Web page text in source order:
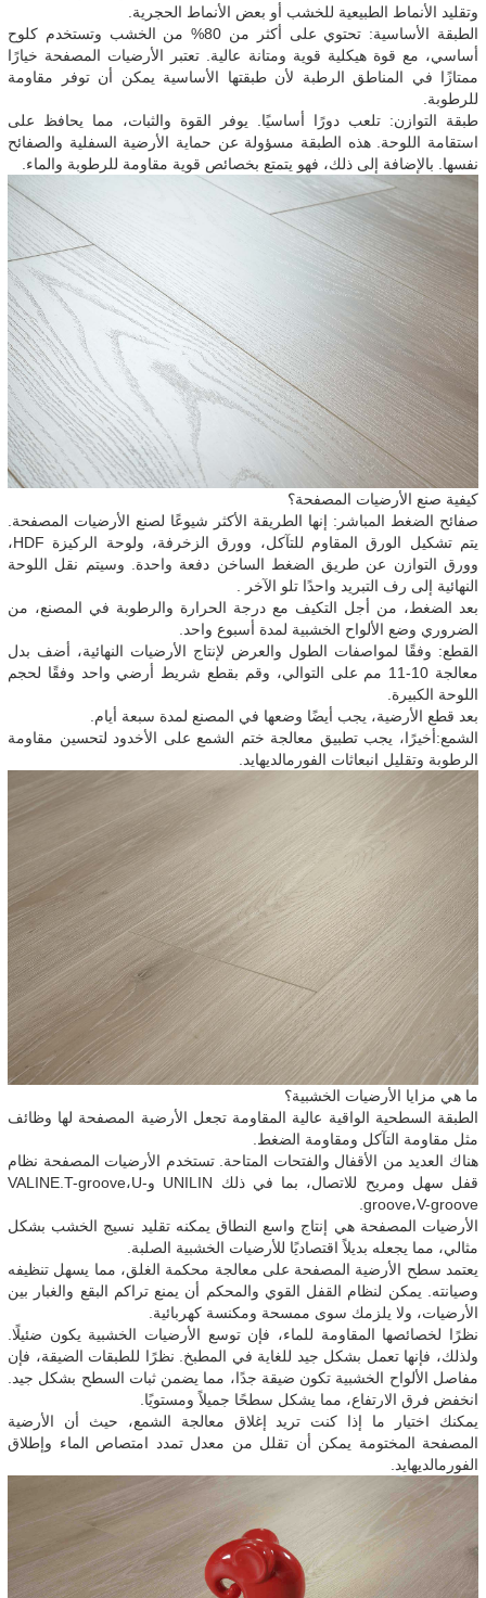
وتقليد الأنماط الطبيعية للخشب أو بعض الأنماط الحجرية.
الطبقة الأساسية: تحتوي على أكثر من 80% من الخشب وتستخدم كلوح
أساسي، مع قوة هيكلية قوية ومتانة عالية. تعتبر الأرضيات المصفحة خيارًا
ممتازًا في المناطق الرطبة لأن طبقتها الأساسية يمكن أن توفر مقاومة
للرطوبة.
طبقة التوازن: تلعب دورًا أساسيًا. يوفر القوة والثبات، مما يحافظ على
استقامة اللوحة. هذه الطبقة مسؤولة عن حماية الأرضية السفلية والصفائح
نفسها. بالإضافة إلى ذلك، فهو يتمتع بخصائص قوية مقاومة للرطوبة والماء.
كيفية صنع الأرضيات المصفحة؟
صفائح الضغط المباشر: إنها الطريقة الأكثر شيوعًا لصنع الأرضيات المصفحة.
يتم تشكيل الورق المقاوم للتآكل، وورق الزخرفة، ولوحة الركيزة HDF،
وورق التوازن عن طريق الضغط الساخن دفعة واحدة. وسيتم نقل اللوحة
النهائية إلى رف التبريد واحدًا تلو الآخر .
بعد الضغط، من أجل التكيف مع درجة الحرارة والرطوبة في المصنع، من
الضروري وضع الألواح الخشبية لمدة أسبوع واحد.
القطع: وفقًا لمواصفات الطول والعرض لإنتاج الأرضيات النهائية، أضف بدل
معالجة 10-11 مم على التوالي، وقم بقطع شريط أرضي واحد وفقًا لحجم
اللوحة الكبيرة.
بعد قطع الأرضية، يجب أيضًا وضعها في المصنع لمدة سبعة أيام.
الشمع:أخيرًا، يجب تطبيق معالجة ختم الشمع على الأخدود لتحسين مقاومة
الرطوبة وتقليل انبعاثات الفورمالديهايد.
ما هي مزايا الأرضيات الخشبية؟
الطبقة السطحية الواقية عالية المقاومة تجعل الأرضية المصفحة لها وظائف
مثل مقاومة التآكل ومقاومة الضغط.
هناك العديد من الأقفال والفتحات المتاحة. تستخدم الأرضيات المصفحة نظام
قفل سهل ومريح للاتصال، بما في ذلك UNILIN وVALINE.T-groove،U-
groove،V-groove.
الأرضيات المصفحة هي إنتاج واسع النطاق يمكنه تقليد نسيج الخشب بشكل
مثالي، مما يجعله بديلاً اقتصاديًا للأرضيات الخشبية الصلبة.
يعتمد سطح الأرضية المصفحة على معالجة محكمة الغلق، مما يسهل تنظيفه
وصيانته. يمكن لنظام القفل القوي والمحكم أن يمنع تراكم البقع والغبار بين
الأرضيات، ولا يلزمك سوى ممسحة ومكنسة كهربائية.
نظرًا لخصائصها المقاومة للماء، فإن توسع الأرضيات الخشبية يكون ضئيلًا.
ولذلك، فإنها تعمل بشكل جيد للغاية في المطبخ. نظرًا للطبقات الضيقة، فإن
مفاصل الألواح الخشبية تكون ضيقة جدًا، مما يضمن ثبات السطح بشكل جيد.
انخفض فرق الارتفاع، مما يشكل سطحًا جميلاً ومستويًا.
يمكنك اختيار ما إذا كنت تريد إغلاق معالجة الشمع، حيث أن الأرضية
المصفحة المختومة يمكن أن تقلل من معدل تمدد امتصاص الماء وإطلاق
الفورمالديهايد.